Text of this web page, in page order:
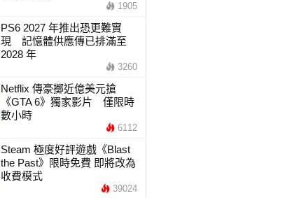
1905
PS6 2027 年推出恐更難實
現 記憶體供應傳已排滿至
2028 年
3260
Netflix 傳豪擲近億美元搶
《GTA 6》獨家影片 僅限時
數小時
6112
Steam 極度好評遊戲《Blast
the Past》限時免費 即將改為
收費模式
39024